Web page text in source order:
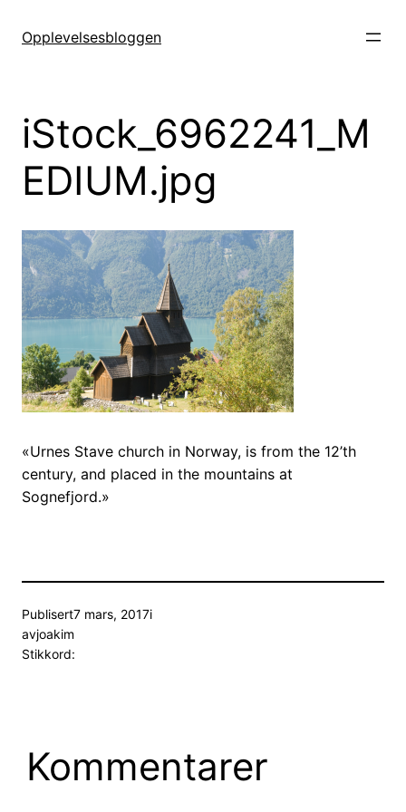
Opplevelsesbloggen
iStock_6962241_M
EDIUM.jpg
«Urnes Stave church in Norway, is from the 12’th
century, and placed in the mountains at
Sognefjord.»
Publisert7 mars, 2017i
avjoakim
Stikkord:
Kommentarer